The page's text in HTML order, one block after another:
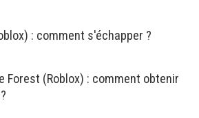
: comment s'échapper ?
Forest (Roblox) : comment obtenir